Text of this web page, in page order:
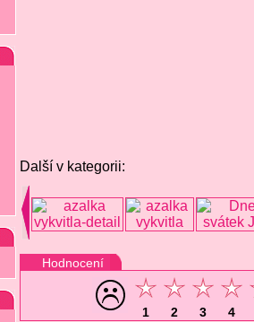
Další v kategorii:
Hodnocení
1 2 3 4